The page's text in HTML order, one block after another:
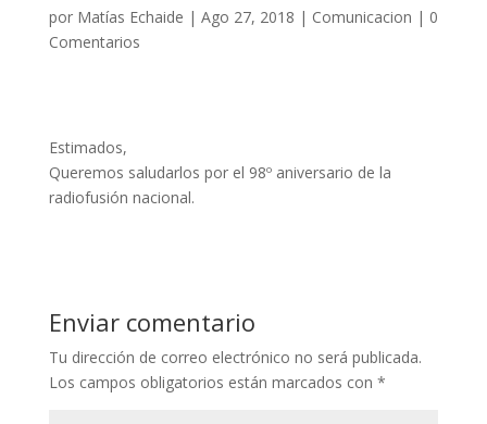
por Matías Echaide | Ago 27, 2018 | Comunicacion | 0
Comentarios
Estimados,
Queremos saludarlos por el 98º aniversario de la
radiofusión nacional.
Enviar comentario
Tu dirección de correo electrónico no será publicada.
Los campos obligatorios están marcados con *